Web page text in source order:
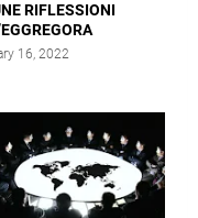
RIFLESSIONI
16, 2022